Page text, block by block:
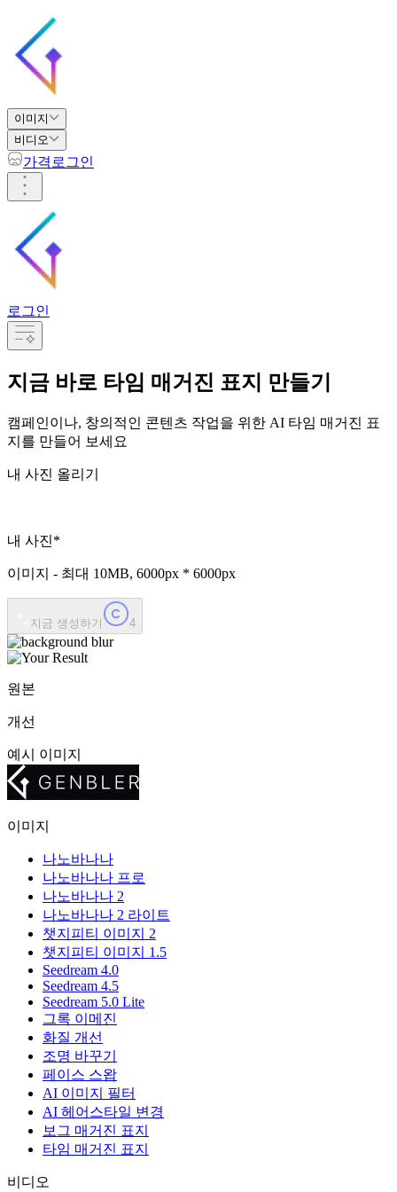
이미지
비디오
가격 로그인
로그인
지금 바로 타임 매거진 표지 만들기
캠페인이나, 창의적인 콘텐츠 작업을 위한 AI 타임 매거진 표
지를 만들어 보세요
내 사진 올리기
내 사진*
이미지 - 최대 10MB, 6000px * 6000px
지금 생성하기 4
원본
개선
예시 이미지
이미지
나노바나나
나노바나나 프로
나노바나나 2
나노바나나 2 라이트
챗지피티 이미지 2
챗지피티 이미지 1.5
Seedream 4.0
Seedream 4.5
Seedream 5.0 Lite
그록 이메진
화질 개선
조명 바꾸기
페이스 스왑
AI 이미지 필터
AI 헤어스타일 변경
보그 매거진 표지
타임 매거진 표지
비디오